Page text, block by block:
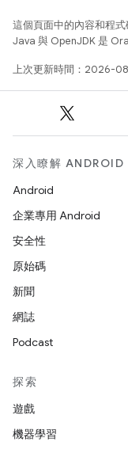
這個頁面中的內容和程
Java 與 OpenJDK 是
上次更新時間：2026-
深入瞭解 ANDROID
Android
企業專用 Android
安全性
原始碼
新聞
網誌
Podcast
探索
遊戲
機器學習